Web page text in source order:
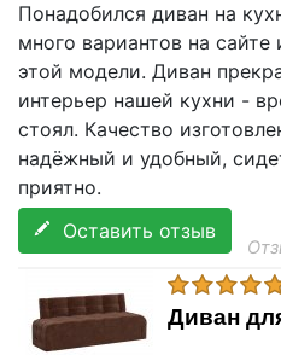
Понадобился диван на
много вариантов на
этой модели. Диван
интерьер нашей кухни -
стоял. Качество
надёжный и удобный,
приятно.
Оставить отзыв
Диван